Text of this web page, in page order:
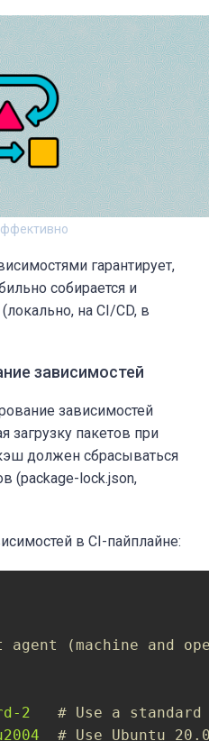
гарантирует,
собирается и
на CI/CD, в
зависимостей
зависимостей
загрузку пакетов при
должен сбрасываться
(package-lock.json,
в CI-пайплайне:
(machine and
2
# Use a standard
# Use Ubuntu